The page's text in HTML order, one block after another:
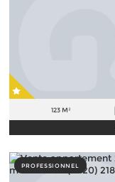
123 M²
PROFESSIONNEL